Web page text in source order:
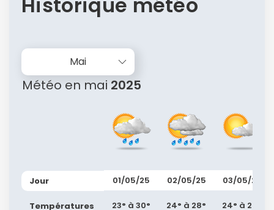
Mai
Météo en mai 2025
Jour
Températures
01/05/25
23° à 30°
02/05/25
24° à 28°
03/05/25
24° à 29°